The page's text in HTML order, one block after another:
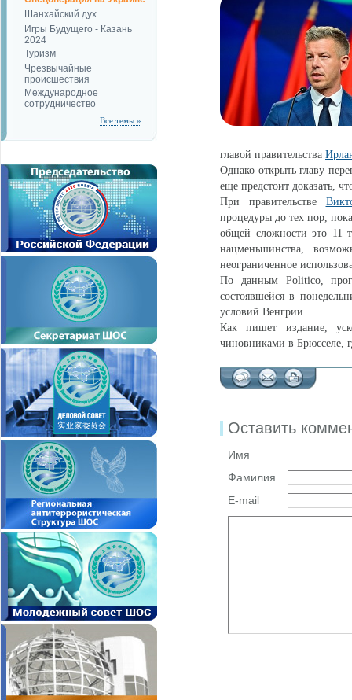
Шанхайский дух
Игры Будущего - Казань
2024
Туризм
Чрезвычайные
происшествия
Международное
сотрудничество
Все темы »
главой правительства
Однако открыть главу
еще предстоит доказать,
При правительстве
процедуры до тех пор,
общей сложности это 11
нацменьшинства,
неограниченное
По данным Politico,
состоявшейся в
условий Венгрии.
Как пишет издание,
чиновниками в Брюсселе,
Оставить
Имя
Фамилия
E-mail